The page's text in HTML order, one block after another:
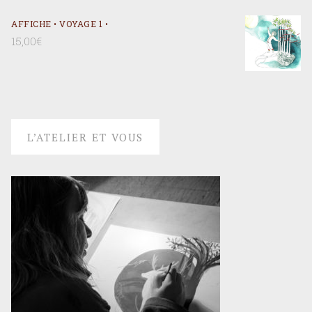
AFFICHE • VOYAGE 1 •
15,00€
L’ATELIER ET VOUS